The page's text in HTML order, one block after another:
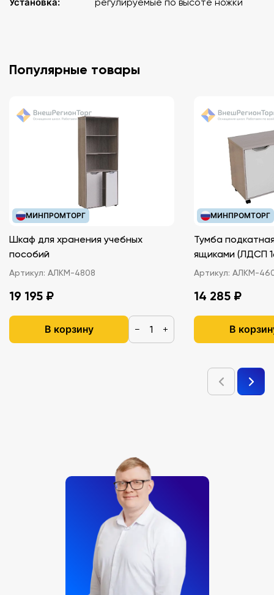
Популярные товары
МИНПРОМТОРГ
Шкаф для хранения учебных
пособий
Артикул: АЛКМ-4808
19 195 ₽
В корзину − +
МИНПРОМТОРГ
Тумба
ящиками
Артикул: АЛКМ-
14 285 ₽
В